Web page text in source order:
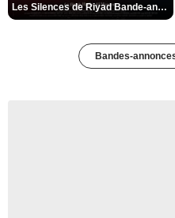
Les Silences de Riyad Bande-annonce VO STFR
Bandes-